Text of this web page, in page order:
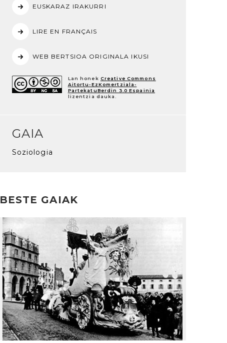
EUSKARAZ IRAKURRI
LIRE EN FRANÇAIS
WEB BERTSIOA ORIGINALA IKUSI
Lan honek Creative Commons
Aitortu-EzKomertziala-
PartekatuBerdin 3.0 Espainia
lizentzia dauka.
GAIA
Soziologia
BESTE GAIAK
Irakurri